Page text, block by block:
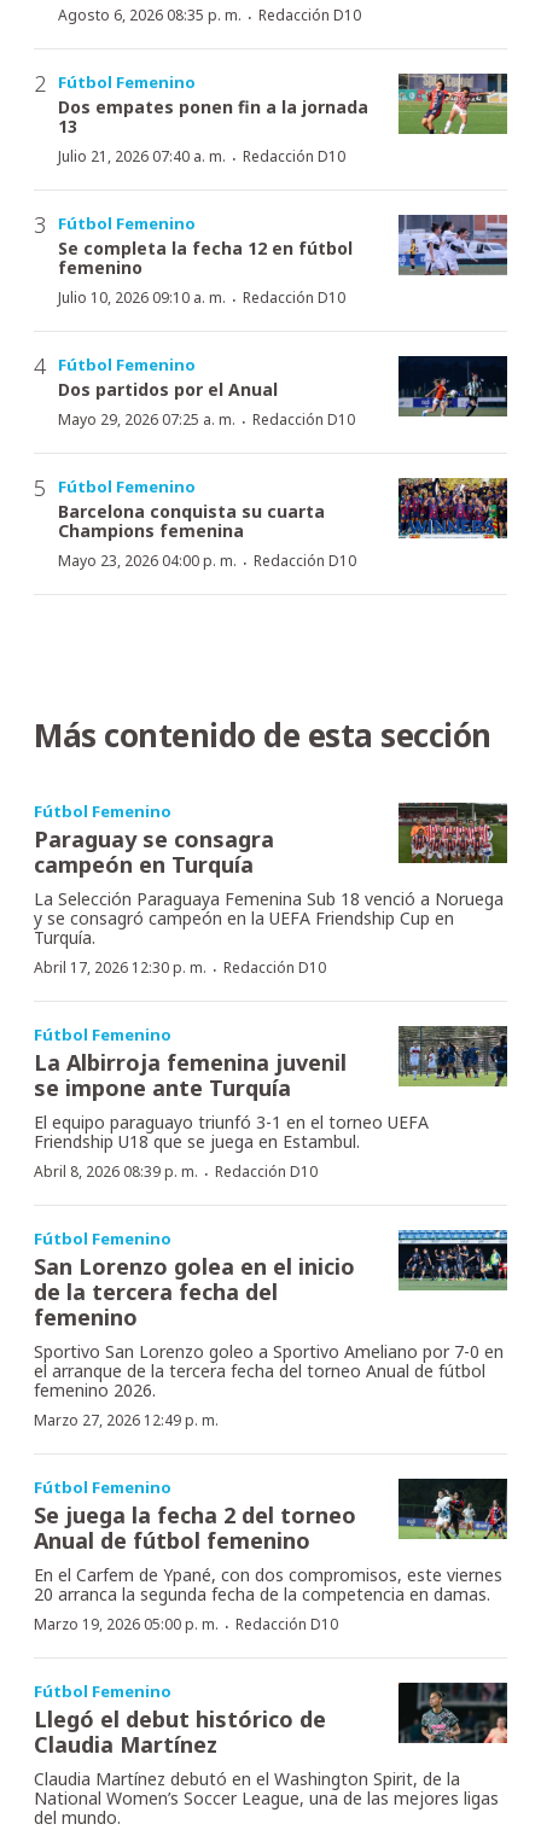
Agosto 6, 2026 08:35 p. m. · Redacción D10
Fútbol Femenino
Dos empates ponen fin a la jornada
13
Julio 21, 2026 07:40 a. m. · Redacción D10
Fútbol Femenino
Se completa la fecha 12 en fútbol
femenino
Julio 10, 2026 09:10 a. m. · Redacción D10
Fútbol Femenino
Dos partidos por el Anual
Mayo 29, 2026 07:25 a. m. · Redacción D10
Fútbol Femenino
Barcelona conquista su cuarta
Champions femenina
Mayo 23, 2026 04:00 p. m. · Redacción D10
Más contenido de esta sección
Fútbol Femenino
Paraguay se consagra
campeón en Turquía
La Selección Paraguaya Femenina Sub 18 venció a Noruega
y se consagró campeón en la UEFA Friendship Cup en
Turquía.
Abril 17, 2026 12:30 p. m. · Redacción D10
Fútbol Femenino
La Albirroja femenina juvenil
se impone ante Turquía
El equipo paraguayo triunfó 3-1 en el torneo UEFA
Friendship U18 que se juega en Estambul.
Abril 8, 2026 08:39 p. m. · Redacción D10
Fútbol Femenino
San Lorenzo golea en el inicio
de la tercera fecha del
femenino
Sportivo San Lorenzo goleo a Sportivo Ameliano por 7-0 en
el arranque de la tercera fecha del torneo Anual de fútbol
femenino 2026.
Marzo 27, 2026 12:49 p. m.
Fútbol Femenino
Se juega la fecha 2 del torneo
Anual de fútbol femenino
En el Carfem de Ypané, con dos compromisos, este viernes
20 arranca la segunda fecha de la competencia en damas.
Marzo 19, 2026 05:00 p. m. · Redacción D10
Fútbol Femenino
Llegó el debut histórico de
Claudia Martínez
Claudia Martínez debutó en el Washington Spirit, de la
National Women’s Soccer League, una de las mejores ligas
del mundo.